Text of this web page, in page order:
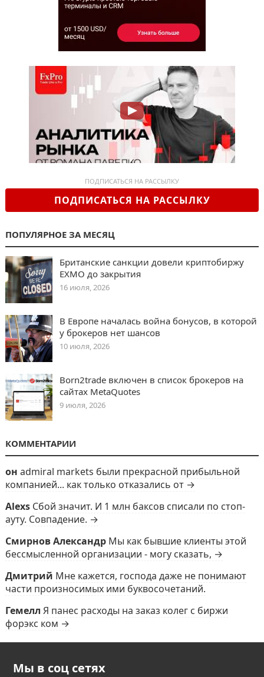
ПОДПИСАТЬСЯ НА РАССЫЛКУ
ПОДПИСАТЬСЯ НА РАССЫЛКУ
ПОПУЛЯРНОЕ ЗА МЕСЯЦ
Британские санкции довели криптобиржу
EXMO до закрытия
16 июля, 2026
В Европе началась война бонусов, в которой
у брокеров нет шансов
10 июля, 2026
Born2trade включен в список брокеров на
сайтах MetaQuotes
9 июля, 2026
КОММЕНТАРИИ
он admiral markets были прекрасной прибыльной
компанией... как только отказались от →
Alexs Сбой значит. И 1 млн баксов списали по стоп-
ауту. Совпадение. →
Смирнов Александр Мы как бывшие клиенты этой
бессмысленной организации - могу сказать, →
Дмитрий Мне кажется, господа даже не понимают
части произносимых ими буквосочетаний.
Гемелл Я панес расходы на заказ колег с биржи
форэкс ком →
Мы в соц сетях